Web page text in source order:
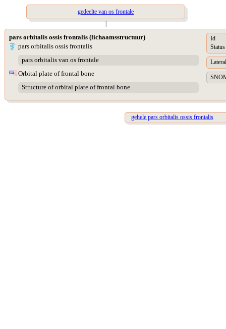
gedeelte van os frontale
|
pars orbitalis ossis frontalis (lichaamsstructuur)
pars orbitalis ossis frontalis
pars orbitalis van os frontale
Orbital plate of frontal bone
Structure of orbital plate of frontal bone
Id
Status
gehele pars orbitalis ossis frontalis